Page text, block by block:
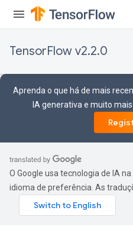
TensorFlow v2.2.0
Aprenda o que há de mais
IA generativa e muito
O Google usa tecnologia de IA
idioma de preferência. As